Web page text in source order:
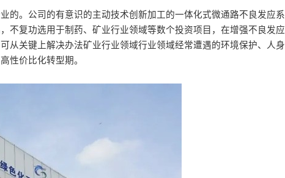
的。公司的有意识的主动技术创新加工的一体化式微通路不良发应系
不复功选用于制药、矿业行业领域等数个投资项目，在增强不良发应
从关键上解决办法矿业行业领域行业领域经常遭遇的环境保护、人身
性价比化转型期。